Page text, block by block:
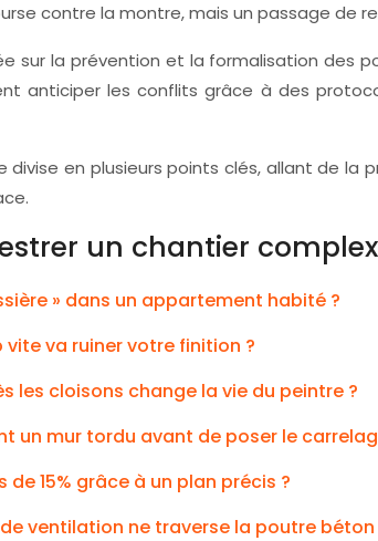
contre la montre, mais un passage de
sur la prévention et la formalisation des
anticiper les conflits grâce à des
en plusieurs points clés, allant de
un chantier
» dans un appartement habité ?
va ruiner votre finition ?
les cloisons change la vie du peintre ?
un mur tordu avant de poser le
15% grâce à un plan précis ?
ventilation ne traverse la poutre béton